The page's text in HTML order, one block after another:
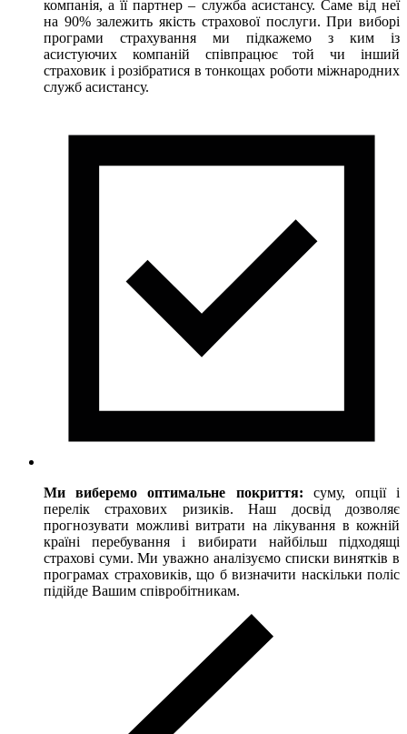
компанія, а її партнер – служба асистансу. Саме від неї
на 90% залежить якість страхової послуги. При виборі
програми страхування ми підкажемо з ким із
асистуючих компаній співпрацює той чи інший
страховик і розібратися в тонкощах роботи міжнародних
служб асистансу.
Ми виберемо оптимальне покриття: суму, опції і
перелік страхових ризиків. Наш досвід дозволяє
прогнозувати можливі витрати на лікування в кожній
країні перебування і вибирати найбільш підходящі
страхові суми. Ми уважно аналізуємо списки винятків в
програмах страховиків, що б визначити наскільки поліс
підійде Вашим співробітникам.